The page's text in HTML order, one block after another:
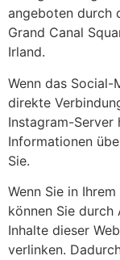
angeboten durch
Grand Canal
Irland.
Wenn das
direkte
Instagram-Server
Informationen
Sie.
Wenn Sie in
können Sie
Inhalte dieser
verlinken.